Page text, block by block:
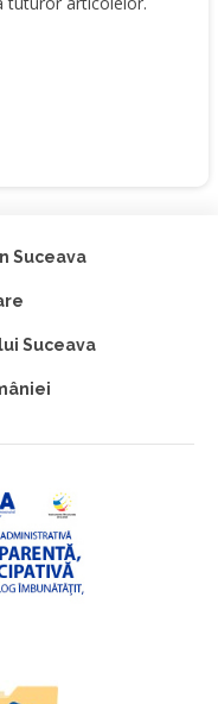
Suceava
Suceava